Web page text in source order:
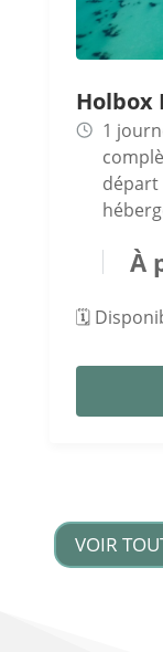
Holbox
1
départ
🗓️
VOIR